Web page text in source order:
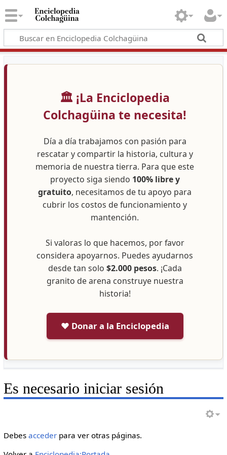
🏛️ ¡La Enciclopedia
Colchagüina te necesita!
Día a día trabajamos con pasión para
rescatar y compartir la historia, cultura y
memoria de nuestra tierra. Para que este
proyecto siga siendo 100% libre y
gratuito, necesitamos de tu apoyo para
cubrir los costos de funcionamiento y
mantención.
Si valoras lo que hacemos, por favor
considera apoyarnos. Puedes ayudarnos
desde tan solo $2.000 pesos. ¡Cada
granito de arena construye nuestra
historia!
❤️ Donar a la Enciclopedia
Es necesario iniciar sesión
Debes accederpara ver otras páginas.